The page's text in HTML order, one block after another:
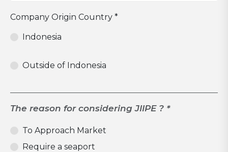
Company Origin Country *
Indonesia
Outside of Indonesia
The reason for considering JIIPE ? *
To Approach Market
Require a seaport